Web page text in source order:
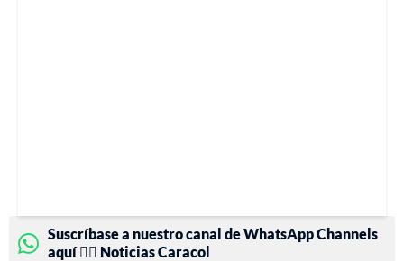
Suscríbase a nuestro canal de WhatsApp Channels
aquí 👉🏻 Noticias Caracol